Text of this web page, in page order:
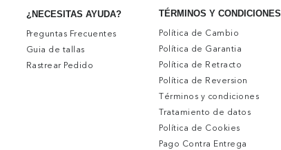
¿NECESITAS AYUDA?
Preguntas Frecuentes
Guia de tallas
Rastrear Pedido
TÉRMINOS Y CONDICIONES
Política de Cambio
Política de Garantia
Política de Retracto
Política de Reversion
Términos y condiciones
Tratamiento de datos
Política de Cookies
Pago Contra Entrega